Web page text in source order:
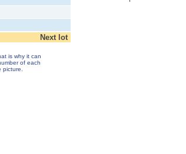
Next lot
is why it can
of each